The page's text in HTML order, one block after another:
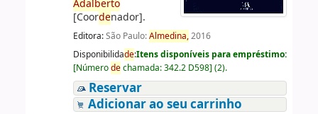
Adalberto
[Coordenador].
Editora:São Paulo:Almedina,2016
Disponibilidade:Itens disponíveis para empréstimo:
[Númerodechamada:342.2 D598] (2).
Reservar
Adicionar ao seu carrinho